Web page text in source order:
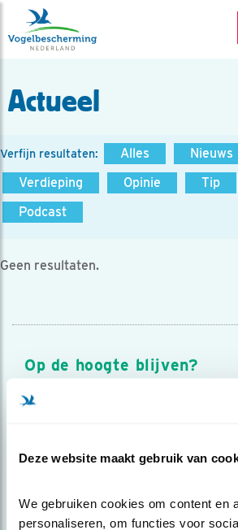
Deze website maakt gebruik van
We gebruiken cookies om content en
personaliseren, om functies voor
Actueel
Verfijn resultaten: Alles Nieuws
Verdieping
Opinie Tip
Podcast
Geen resultaten.
Op de hoogte blijven?
Meld je aan en ontvang nieuws,
over vogels en activiteiten van